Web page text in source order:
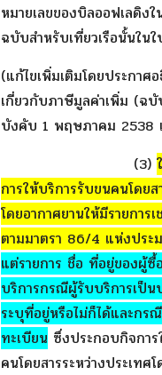
หมายเลขของบิลออฟเลดิง
ฉบับสำหรับเที่ยวเรือนั้นใน
(แก้ไขเพิ่มเติมโดยประกาศ
เกี่ยวกับภาษีมูลค่าเพิ่ม (ฉ
บังคับ 1 พฤษภาคม 2538
(3)
การให้บริการรับขนคนโดยส
โดยอากาศยานให้มีรายการ
ตามมาตรา 86/4 แห่งประ
แต่รายการ ชื่อ ที่อยู่ของผู้ซื้
บริการกรณีผู้รับบริการเป็น
ระบุที่อยู่หรือไม่ก็ได้และกร
ทะเบียน ซึ่งประกอบกิจกา
คนโดยสารระหว่างประเทศ